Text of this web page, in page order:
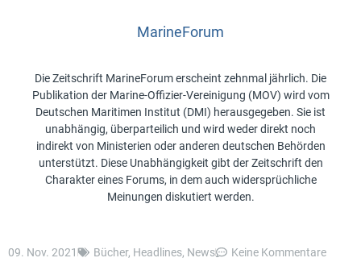
MarineForum
Die Zeitschrift MarineForum erscheint zehnmal jährlich. Die
Publikation der Marine-Offizier-Vereinigung (MOV) wird vom
Deutschen Maritimen Institut (DMI) herausgegeben. Sie ist
unabhängig, überparteilich und wird weder direkt noch
indirekt von Ministerien oder anderen deutschen Behörden
unterstützt. Diese Unabhängigkeit gibt der Zeitschrift den
Charakter eines Forums, in dem auch widersprüchliche
Meinungen diskutiert werden.
09. Nov. 2021 Bücher, Headlines, News Keine Kommentare